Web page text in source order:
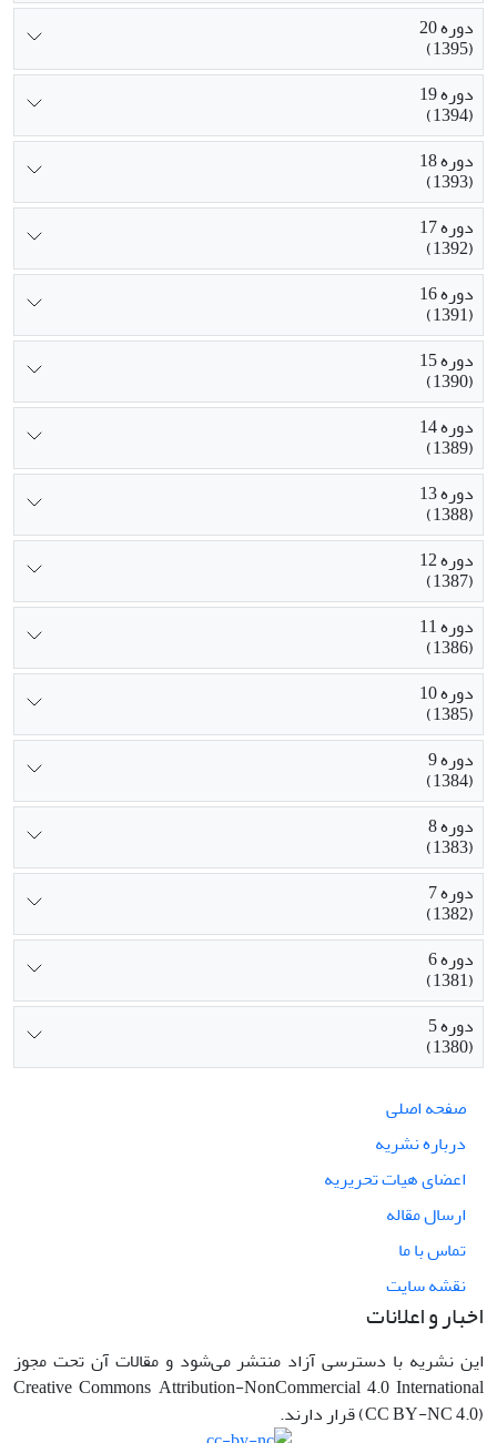
دوره 20
(1395)
دوره 19
(1394)
دوره 18
(1393)
دوره 17
(1392)
دوره 16
(1391)
دوره 15
(1390)
دوره 14
(1389)
دوره 13
(1388)
دوره 12
(1387)
دوره 11
(1386)
دوره 10
(1385)
دوره 9
(1384)
دوره 8
(1383)
دوره 7
(1382)
دوره 6
(1381)
دوره 5
(1380)
صفحه اصلی
درباره نشریه
اعضای هیات تحریریه
ارسال مقاله
تماس با ما
نقشه سایت
اخبار و اعلانات
این نشریه با دسترسی آزاد منتشر می‌شود و مقالات آن تحت مجوز
Creative Commons Attribution-NonCommercial 4.0 International
(CC BY-NC 4.0) قرار دارند.